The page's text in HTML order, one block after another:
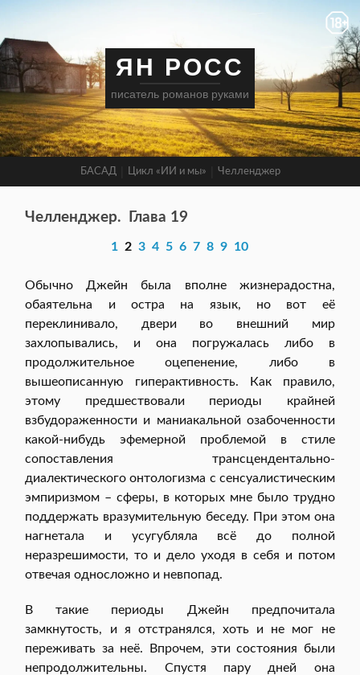
ЯН РОСС
писатель романов руками
БАСАД Цикл «ИИ и мы» Челленджер
Челленджер. Глава 19
1 23 4 5 6 7 8 9 10
Обычно Джейн была вполне жизнерадостна,
обаятельна и остра на язык, но вот её
переклинивало, двери во внешний мир
захлопывались, и она погружалась либо в
продолжительное оцепенение, либо в
вышеописанную гиперактивность. Как правило,
этому предшествовали периоды крайней
взбудораженности и маниакальной озабоченности
какой-нибудь эфемерной проблемой в стиле
сопоставления трансцендентально-
диалектического онтологизма с сенсуалистическим
эмпиризмом – сферы, в которых мне было трудно
поддержать вразумительную беседу. При этом она
нагнетала и усугубляла всё до полной
неразрешимости, то и дело уходя в себя и потом
отвечая односложно и невпопад.
В такие периоды Джейн предпочитала
замкнутость, и я отстранялся, хоть и не мог не
переживать за неё. Впрочем, эти состояния были
непродолжительны. Спустя пару дней она